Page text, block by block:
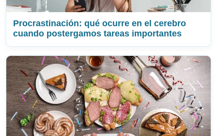
Procrastinación: qué ocurre en el cerebro
cuando postergamos tareas importantes